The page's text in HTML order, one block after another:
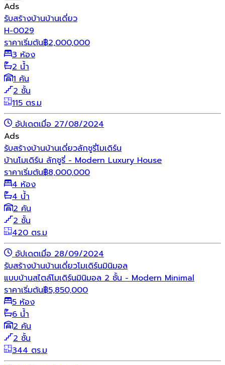
Ads
รับสร้างบ้านบ้านเดี่ยว
H-0029
ราคาเริ่มต้น฿2,000,000
3 ห้อง
2 น้ำ
1 คัน
2 ชั้น
115 ตร.ม
อัปเดตเมื่อ 27/08/2024
Ads
รับสร้างบ้านบ้านเดี่ยวลักชูรี่โมเดิร์น
บ้านโมเดิร์น ลักชูรี่ - Modern Luxury House
ราคาเริ่มต้น฿8,000,000
4 ห้อง
4 น้ำ
2 คัน
2 ชั้น
420 ตร.ม
อัปเดตเมื่อ 28/09/2024
รับสร้างบ้านบ้านเดี่ยวโมเดิร์นมินิมอล
แบบบ้านสไตล์โมเดิร์นมินิมอล 2 ชั้น - Modern Minimal
ราคาเริ่มต้น฿5,850,000
5 ห้อง
6 น้ำ
2 คัน
2 ชั้น
344 ตร.ม